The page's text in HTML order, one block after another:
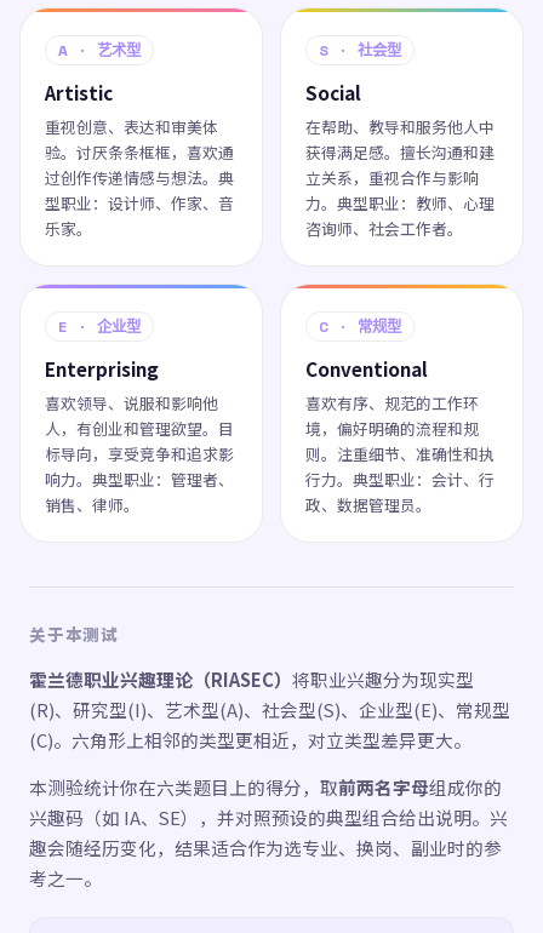
A · 艺术型
Artistic
重视创意、表达和审美体
验。讨厌条条框框，喜欢通
过创作传递情感与想法。典
型职业：设计师、作家、音
乐家。
S · 社会型
Social
在帮助、教导和服务他人中
获得满足感。擅长沟通和建
立关系，重视合作与影响
力。典型职业：教师、心理
咨询师、社会工作者。
E · 企业型
Enterprising
喜欢领导、说服和影响他
人，有创业和管理欲望。目
标导向，享受竞争和追求影
响力。典型职业：管理者、
销售、律师。
C · 常规型
Conventional
喜欢有序、规范的工作环
境，偏好明确的流程和规
则。注重细节、准确性和执
行力。典型职业：会计、行
政、数据管理员。
关于本测试
霍兰德职业兴趣理论（RIASEC） 将职业兴趣分为现实型
(R)、研究型(I)、艺术型(A)、社会型(S)、企业型(E)、常规型
(C)。六角形上相邻的类型更相近，对立类型差异更大。
本测验统计你在六类题目上的得分，取前两名字母组成你的
兴趣码（如 IA、SE），并对照预设的典型组合给出说明。兴
趣会随经历变化，结果适合作为选专业、换岗、副业时的参
考之一。